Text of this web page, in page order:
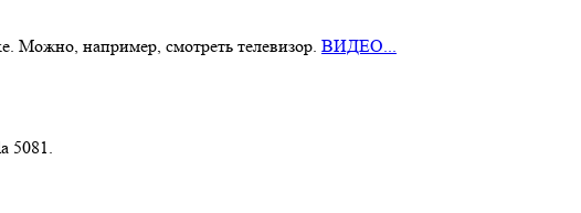
Можно, например, смотреть телевизор. ВИДЕО...
5081.